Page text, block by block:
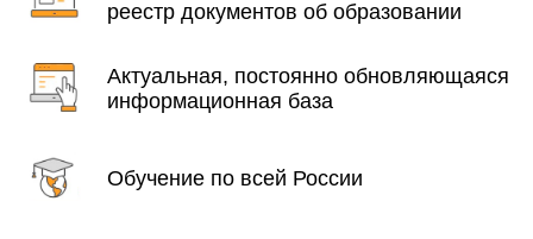
реестр документов об образовании
Актуальная, постоянно обновляющаяся
информационная база
Обучение по всей России